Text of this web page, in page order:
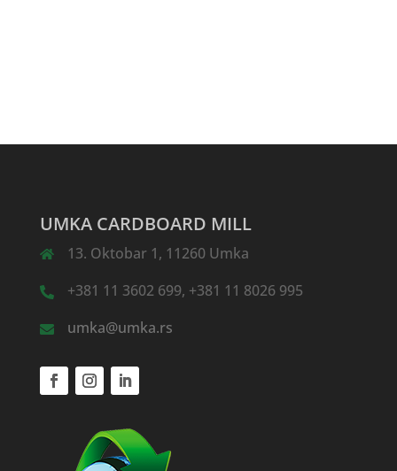
UMKA CARDBOARD MILL
13. Oktobar 1, 11260 Umka
+381 11 3602 699, +381 11 8026 995
umka@umka.rs